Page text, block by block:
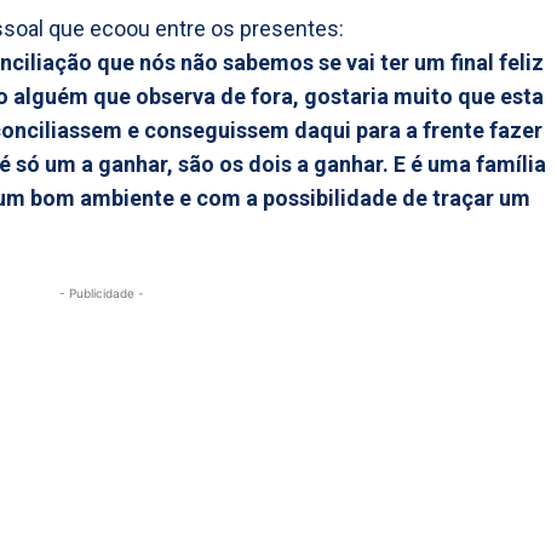
que ecoou entre os presentes:
que nós não sabemos se vai ter um final feliz
alguém que observa de fora, gostaria muito que esta
e conseguissem daqui para a frente fazer
um a ganhar, são os dois a ganhar. E é uma família
bom ambiente e com a possibilidade de traçar um
- Publicidade -